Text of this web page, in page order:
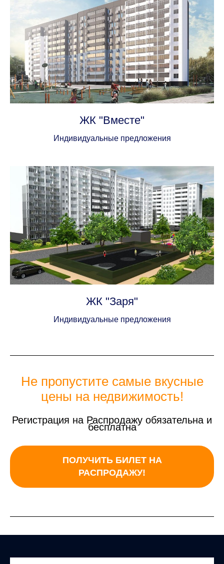
ЖК "Вместе"
Индивидуальные предложения
ЖК "Заря"
Индивидуальные предложения
Не пропустите самые вкусные
цены на недвижимость!
Регистрация на Распродажу обязательна и
бесплатна
ПОЛУЧИТЬ БИЛЕТ НА
РАСПРОДАЖУ!